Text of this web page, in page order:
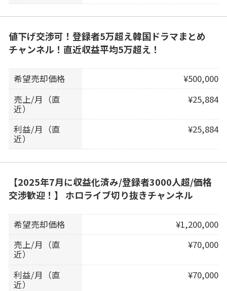
値下げ交渉可！登録者5万超え韓国ドラマまとめ
チャンネル！直近収益平均5万超え！
希望売却価格
¥500,000
売上/月（直
近）
¥25,884
利益/月（直
近）
¥25,884
【2025年7月に収益化済み/登録者3000人超/価格
交渉歓迎！】 ホロライブ切り抜きチャンネル
希望売却価格
¥1,200,000
売上/月（直
近）
¥70,000
利益/月（直
近）
¥70,000